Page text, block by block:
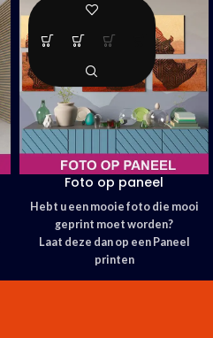
Foto op paneel
Hebt u een mooie foto die mooi
geprint moet worden?
Laat deze dan op een Paneel
printen
Atlas Reclame heeft hier keuze uit